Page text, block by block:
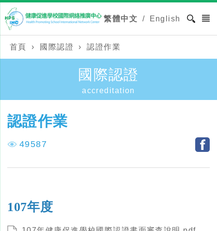
繁體中文 / English
首頁 › 國際認證 › 認證作業
國際認證
accreditation
49587
認證作業
107年度